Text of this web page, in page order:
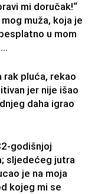
mi doručak!“
muža, koja je
u mom
rak pluća, rekao
jer nije išao
daha igrao
godišnjoj
sljedećeg jutra
je na moja
kojeg mi se